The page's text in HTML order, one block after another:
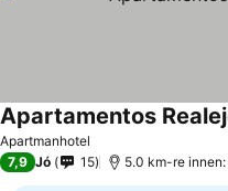
Apartmanhotel
Apartamentos
7,9 Jó 15 5.0 km-re